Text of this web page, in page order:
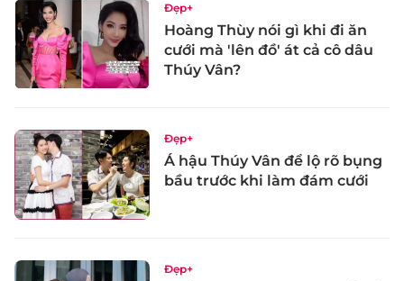
Đẹp+
Hoàng Thùy nói gì khi đi ăn
cưới mà 'lên đồ' át cả cô dâu
Thúy Vân?
Đẹp+
Á hậu Thúy Vân để lộ rõ bụng
bầu trước khi làm đám cưới
Đẹp+